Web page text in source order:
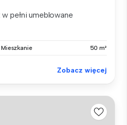
pełni umeblowane
Mieszkanie 50 m²
Zobacz więcej